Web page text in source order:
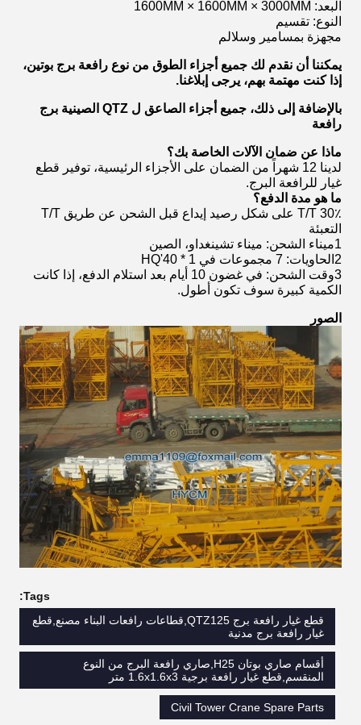
البعد: 1600MM × 1600MM × 3000MM
النوع: تقسيم
مجهزة بمسامير وسلالم
يمكننا أن نقدم لك جميع أجزاء الطوق من نوع رافعة برج بوتين،
إذا كنت مهتمة بهم، يرجى إبلاغنا.
بالإضافة إلى ذلك، جميع أجزاء الصاعق ل QTZ الصينية برج
رافعة
ماذا عن ضمان الآلات الخاصة بك؟
لدينا 12 شهراً من الضمان على الأجزاء الرئيسية، توفير قطع
غيار للرافعة البرج.
ما هو مدة الدفع؟
T/T 30٪ على شكل رصيد إيداع قبل الشحن عن طريق T/T
التعبئة
1ميناء الشحن: ميناء تشينغداو، الصين
2الحاويات: 7 مجموعات في 1 * 40'HQ
3وقت الشحن: في غضون 10 أيام بعد استلام الدفع، إذا كانت
الكمية كبيرة سوف تكون أطول.
الصور
Tags:
قطع غيار رافعة برج QTZ125,قطاعات رافعات البناء مصنع,قطع
غيار رافعة برج مدنية
أقسام صاري بوتان H25,صاري رافعة البرج من النوع
المنقسم,قطع غيار رافعة برجية 1.6x1.6x3 متر
Civil Tower Crane Spare Parts